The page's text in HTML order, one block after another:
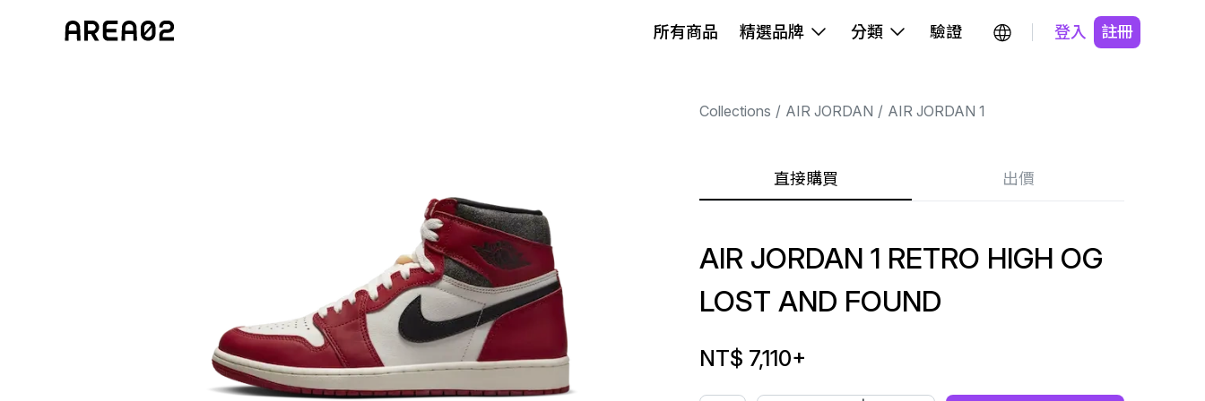
所有商品 精選品牌 分類 驗證 登入 註冊
Collections AIR JORDAN AIR JORDAN 1
直接購買 出價
AIR JORDAN 1 RETRO HIGH OG
LOST AND FOUND
NT$ 7,110+